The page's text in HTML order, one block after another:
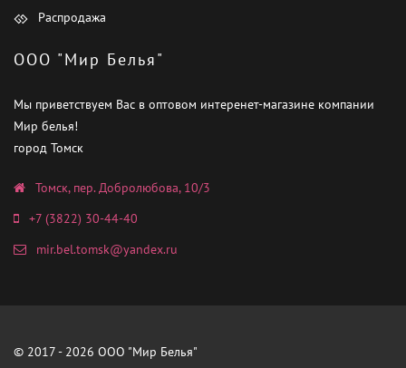
Распродажа
ООО "Мир Белья"
Мы приветствуем Вас в оптовом интеренет-магазине компании
Мир белья!
город Томск
Томск, пер. Добролюбова, 10/3
+7 (3822) 30-44-40
mir.bel.tomsk@yandex.ru
© 2017 - 2026 ООО "Мир Белья"